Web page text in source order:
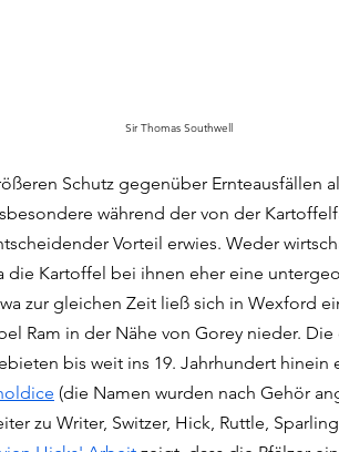
Sir Thomas Southwell
Schutz gegenüber Ernteausfällen
während der von der
Vorteil erwies. Weder
die Kartoffel bei ihnen eher eine
zur gleichen Zeit ließ sich in Wexford
Ram in der Nähe von Gorey nieder.
bis weit ins 19. Jahrhundert
(die Namen wurden nach Gehör
zu Writer, Switzer, Hick, Ruttle,